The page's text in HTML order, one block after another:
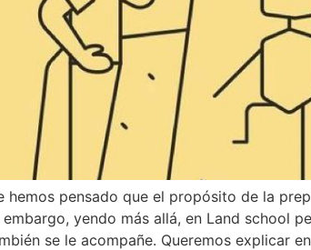
hemos pensado que el propósito de la
yendo más allá, en Land school
se le acompañe. Queremos explicar